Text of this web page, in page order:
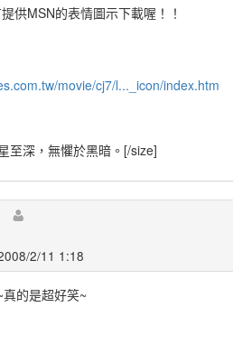
供MSN的表情圖示下載喔！！
movie/cj7/l..._icon/index.htm
至深，無懼於黑暗。 [/size]
2/11 1:18
的是超好笑~